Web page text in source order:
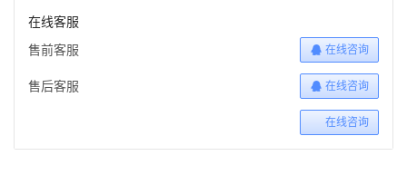
在线客服
售前客服
在线咨询
售后客服 在线咨询
在线咨询